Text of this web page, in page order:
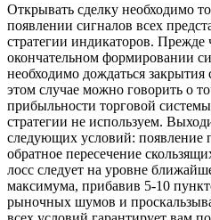
Открывать сделку необходимо
появлении сигналов всех
стратегии индикаторов. Прежде
окончательном формировании
необходимо дождаться закрытия
этом случае можно говорить о
прибыльности торговой
стратегии не используем.
следующих условий: появление
обратное пересечение
лосс следует на уровне
максимума, прибавив 5-10
рыночных шумов и